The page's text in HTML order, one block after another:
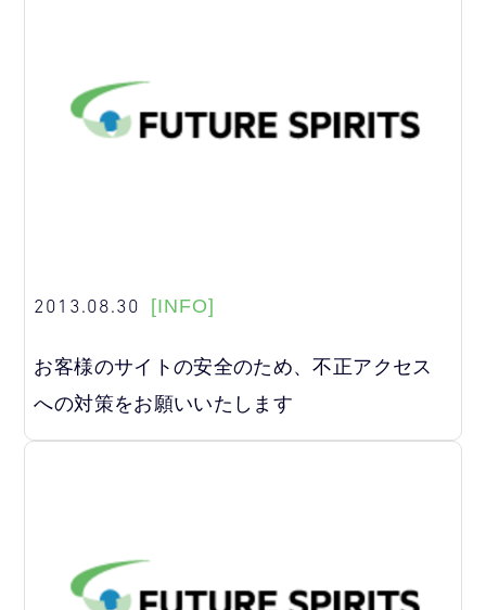
2013.08.30 [INFO]
お客様のサイトの安全のため、不正アクセス
への対策をお願いいたします